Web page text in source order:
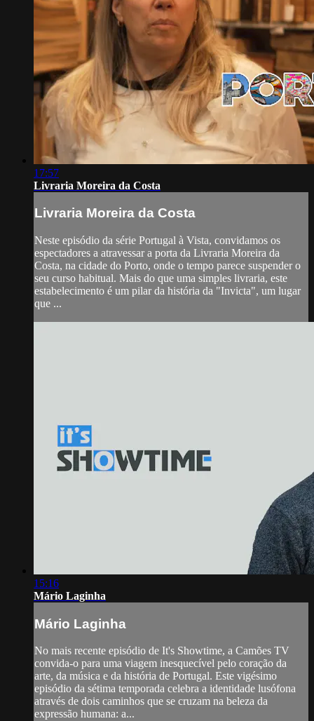
17:57
Livraria Moreira da Costa
Livraria Moreira da Costa
Neste episódio da série Portugal à Vista, convidamos os
espectadores a atravessar a porta da Livraria Moreira da
Costa, na cidade do Porto, onde o tempo parece suspender o
seu curso habitual. Mais do que uma simples livraria, este
estabelecimento é um pilar da história da "Invicta", um lugar
que ...
15:16
Mário Laginha
Mário Laginha
No mais recente episódio de It's Showtime, a Camões TV
convida-o para uma viagem inesquecível pelo coração da
arte, da música e da história de Portugal. Este vigésimo
episódio da sétima temporada celebra a identidade lusófona
através de dois caminhos que se cruzam na beleza da
expressão humana: a...